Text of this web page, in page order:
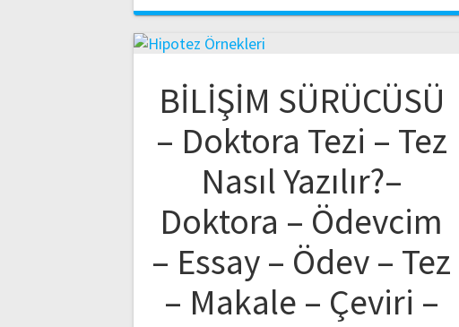
BİLİŞİM SÜRÜCÜSÜ
– Doktora Tezi – Tez
Nasıl Yazılır?–
Doktora – Ödevcim
– Essay – Ödev – Tez
– Makale – Çeviri –